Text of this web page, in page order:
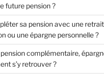
future pension ?
sa pension avec une
ou une épargne personnelle ?
complémentaire,
s’y retrouver ?